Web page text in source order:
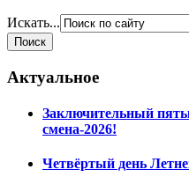
Искать...
Актуальное
Заключительный
смена-2026!
Четвёртый день